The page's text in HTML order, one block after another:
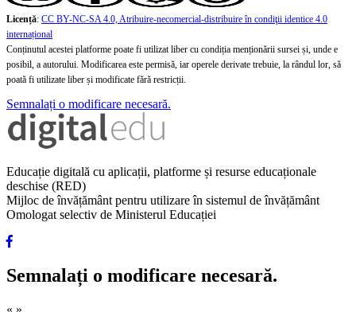
Licență: CC BY-NC-SA 4.0, Atribuire-necomercial-distribuire în condiţii identice 4.0
internațional
Conținutul acestei platforme poate fi utilizat liber cu condiția menționării sursei și, unde e
posibil, a autorului. Modificarea este permisă, iar operele derivate trebuie, la rândul lor, să
poată fi utilizate liber și modificate fără restricții.
Semnalați o modificare necesară.
Educație digitală cu aplicații, platforme și resurse educaționale
deschise (RED)
Mijloc de învățământ pentru utilizare în sistemul de învățământ
Omologat selectiv de Ministerul Educației
Semnalați o modificare necesară.